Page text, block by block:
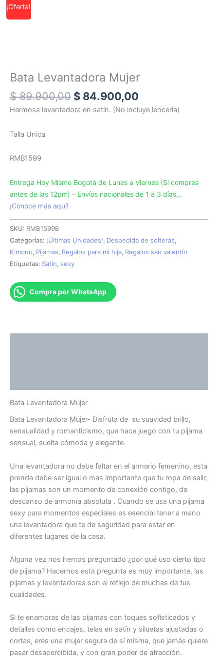
¡Oferta!
Bata Levantadora Mujer
$89.900,00 $ 84.900,00
Hermosa levantadora en satín. (No incluye lencería)
Talla Unica
RMB1599
Entrega Hoy Mismo Bogotá de Lunes a Viernes (Si compras
antes de las 12pm) – Envíos nacionales de 1 a 3 días…
¡Conoce más aquí!
SKU: RMB1599B
Categorías: ¡Últimas Unidades!, Despedida de solteras,
Kimono, Pijamas, Regalos para mi hija, Regalos san valentín
Etiquetas: Satín, sexy
Compra por WhatsApp
Bata Levantadora Mujer
Bata Levantadora Mujer- Disfruta de su suavidad brillo,
sensualidad y romanticismo, que hace juego con tu pijama
sensual, suelta cómoda y elegante.
Una levantadora no debe faltar en el armario femenino, esta
prenda debe ser igual o mas importante que tu ropa de salir,
las pijamas son un momento de conexión contigo, de
descanso de armonía absoluta . Cuando se usa una pijama
sexy para momentos especiales es esencial tener a mano
una levantadora que te de seguridad para estar en
diferentes lugares de la casa.
Alguna vez nos hemos preguntado ¿por qué uso cierto tipo
de pijama? Hacernos esta pregunta es muy importante, las
pijamas y levantadoras son el reflejo de muchas de tus
cualidades.
Si te enamoras de las pijamas con toques sofisticados y
detalles como encajes, telas en satín y siluetas ajustadas o
cortas, eres una mujer segura de sí misma, que jamás quiere
pasar desapercibida, y con gran poder de atracción.